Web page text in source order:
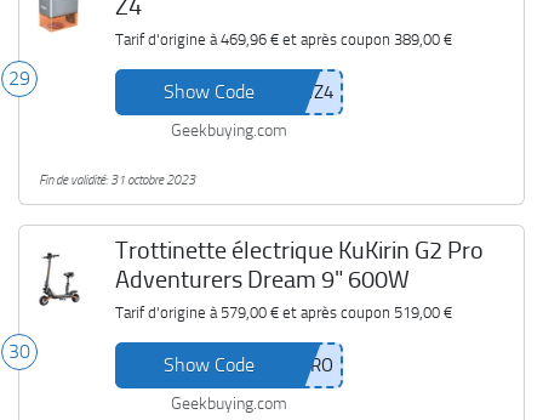
29
Z4
Tarif d'origine à469,96 €et après coupon 389,00 €
Show Code
Geekbuying.com
Fin de validité: 31 octobre 2023
30
Trottinette électrique KuKirin G2 Pro
Adventurers Dream 9" 600W
Tarif d'origine à 579,00 €et après coupon 519,00 €
Show Code
Geekbuying.com